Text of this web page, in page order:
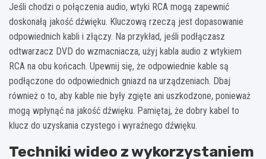
Jeśli chodzi o połączenia audio, wtyki RCA mogą zapewnić
doskonałą jakość dźwięku. Kluczową rzeczą jest dopasowanie
odpowiednich kabli i złączy. Na przykład, jeśli podłączasz
odtwarzacz DVD do wzmacniacza, użyj kabla audio z wtykiem
RCA na obu końcach. Upewnij się, że odpowiednie kable są
podłączone do odpowiednich gniazd na urządzeniach. Dbaj
również o to, aby kable nie były zgięte ani uszkodzone, ponieważ
mogą wpłynąć na jakość dźwięku. Pamiętaj, że dobry kabel to
klucz do uzyskania czystego i wyraźnego dźwięku.
Techniki wideo z wykorzystaniem